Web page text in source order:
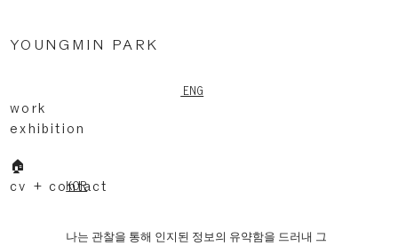
ENG
KOR
나는 관찰을 통해 인지된 정보의 유약함을 드러내 그
YOUNGMIN PARK
work
exhibition
🏠
cv + contact